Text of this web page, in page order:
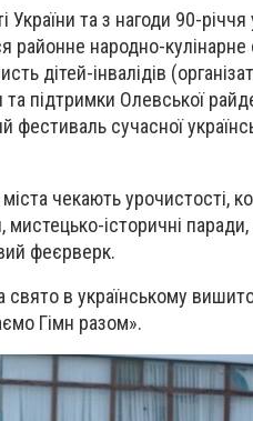
України та з нагоди 90-
народно-кулінарне
дітей-інвалідів
підтримки Олевської
сучасної
чекають урочистості,
історичні
феєрверк.
в українському
Гімн разом».